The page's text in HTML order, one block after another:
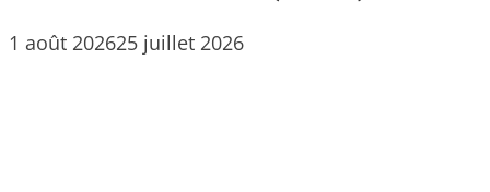
1 août 202625 juillet 2026